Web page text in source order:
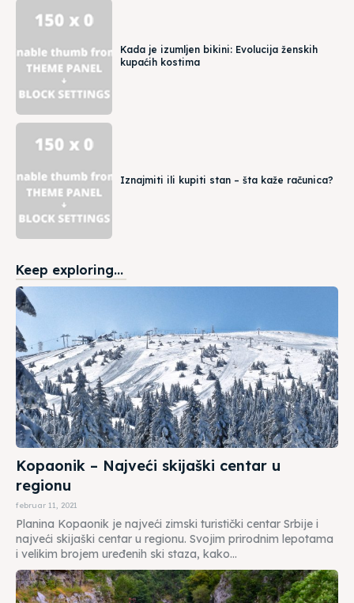
Kada je izumljen bikini: Evolucija ženskih
kupaćih kostima
Iznajmiti ili kupiti stan – šta kaže računica?
Keep exploring...
Kopaonik – Najveći skijaški centar u
regionu
februar 11, 2021
Planina Kopaonik je najveći zimski turistički centar Srbije i
najveći skijaški centar u regionu. Svojim prirodnim lepotama
i velikim brojem uređenih ski staza, kako...